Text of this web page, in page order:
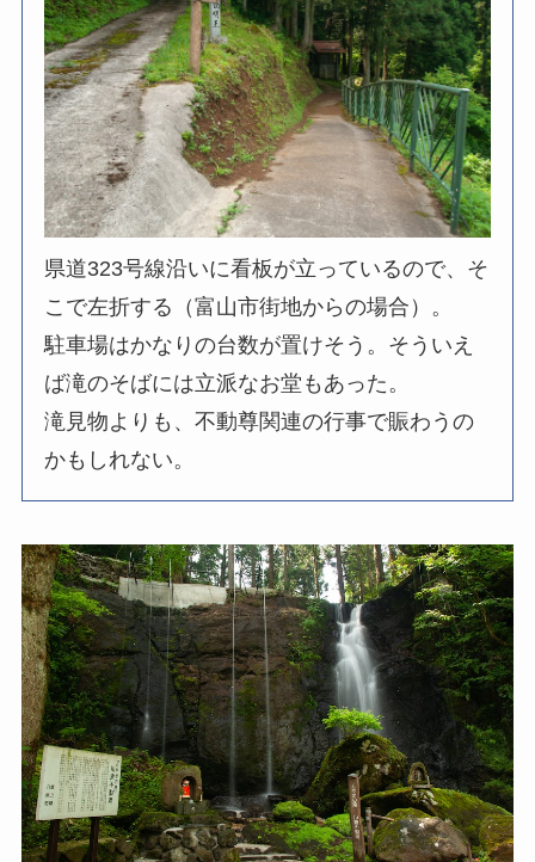
県道323号線沿いに看板が立っているので、そ
こで左折する（富山市街地からの場合）。
駐車場はかなりの台数が置けそう。そういえ
ば滝のそばには立派なお堂もあった。
滝見物よりも、不動尊関連の行事で賑わうの
かもしれない。